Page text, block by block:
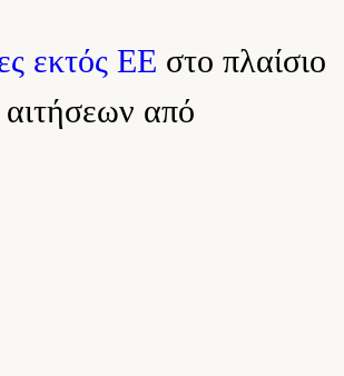
εκτός ΕΕ στο πλαίσιο
από